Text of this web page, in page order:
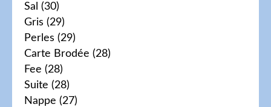
Sal (30)
Gris (29)
Perles (29)
Carte Brodée (28)
Fee (28)
Suite (28)
Nappe (27)